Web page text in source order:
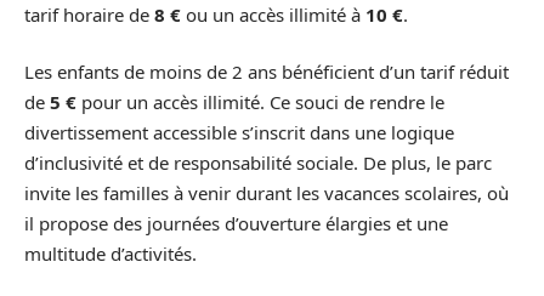
tarif horaire de 8 € ou un accès illimité à 10 €.
Les enfants de moins de 2 ans bénéficient d’un tarif réduit
de 5 € pour un accès illimité. Ce souci de rendre le
divertissement accessible s’inscrit dans une logique
d’inclusivité et de responsabilité sociale. De plus, le parc
invite les familles à venir durant les vacances scolaires, où
il propose des journées d’ouverture élargies et une
multitude d’activités.